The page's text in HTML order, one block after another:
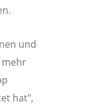
und
mehr
hat",